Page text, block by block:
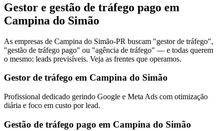
Gestor e gestão de tráfego pago em
Campina do Simão
As empresas de Campina do Simão-PR buscam "gestor de tráfego",
"gestão de tráfego pago" ou "agência de tráfego" — e todas querem
o mesmo: leads previsíveis. Veja as frentes que operamos.
Gestor de tráfego em Campina do Simão
Profissional dedicado gerindo Google e Meta Ads com otimização
diária e foco em custo por lead.
Gestão de tráfego pago em Campina do Simão